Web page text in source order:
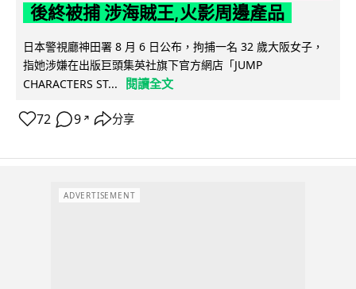
後終被捕 涉海賊王,火影周邊產品
日本警視廳神田署 8 月 6 日公布，拘捕一名 32 歲大阪女子，
指她涉嫌在出版巨頭集英社旗下官方網店「JUMP
CHARACTERS ST...
閱讀全文
72 9 ↗ 分享
ADVERTISEMENT